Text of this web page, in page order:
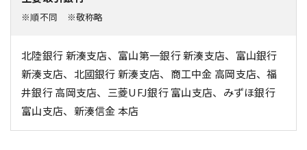
※順不同 ※敬称略
北陸銀行 新湊支店、富山第一銀行 新湊支店、富山銀行
新湊支店、北國銀行 新湊支店、商工中金 高岡支店、福
井銀行 高岡支店、三菱UFJ銀行 富山支店、みずほ銀行
富山支店、新湊信金 本店